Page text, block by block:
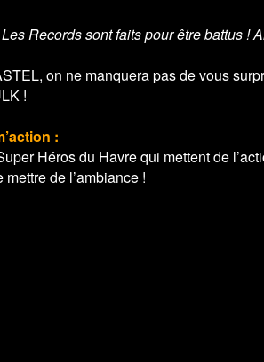
Les Records sont faits pour être battus !
on ne manquera pas de vous
!
:
Héros du Havre qui mettent de
de l’ambiance !